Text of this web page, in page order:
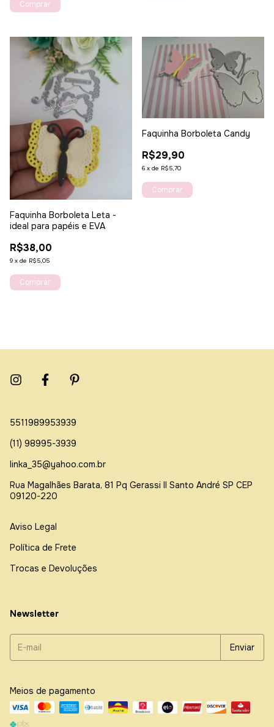
Faquinha Borboleta Leta -
ideal para papéis e EVA
R$38,00
9 x de R$5,05
Faquinha Borboleta Candy
R$29,90
6 x de R$5,70
5511989953939
(11) 98995-3939
linka_35@yahoo.com.br
Rua Magalhães Barata, 81 Pq Gerassi ll Santo André SP CEP
09120-220
Aviso Legal
Política de Frete
Trocas e Devoluções
Newsletter
Meios de pagamento